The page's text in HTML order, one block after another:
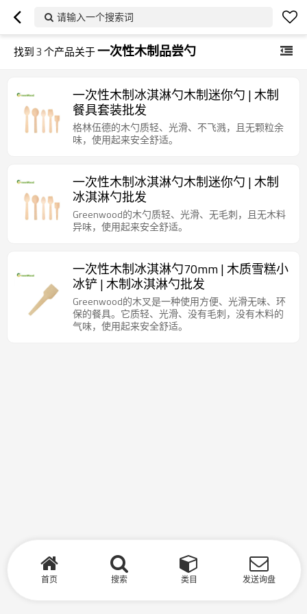
请输入一个搜索词
找到3个产品关于一次性木制品尝勺
一次性木制冰淇淋勺木制迷你勺 | 木制
餐具套装批发
格林伍德的木勺质轻、光滑、不飞溅，且无颗粒余
味，使用起来安全舒适。
一次性木制冰淇淋勺木制迷你勺 | 木制
冰淇淋勺批发
Greenwood的木勺质轻、光滑、无毛刺，且无木料
异味，使用起来安全舒适。
一次性木制冰淇淋勺70mm | 木质雪糕小
冰铲 | 木制冰淇淋勺批发
Greenwood的木叉是一种使用方便、光滑无味、环
保的餐具。它质轻、光滑、没有毛刺，没有木料的
气味，使用起来安全舒适。
首页 搜索 类目 发送询盘